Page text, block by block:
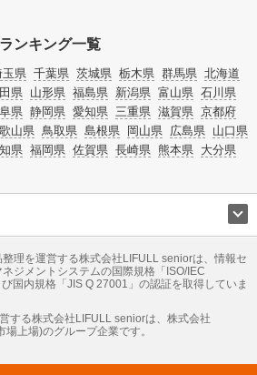
ンキング一覧
玉県 千葉県 茨城県 栃木県 群馬県 北海道
県 山形県 福島県 新潟県 富山県 石川県
県 静岡県 愛知県 三重県 滋賀県 京都府
山県 鳥取県 島根県 岡山県 広島県 山口県
県 福岡県 佐賀県 長崎県 熊本県 大分県
ホーム 地方創生 ママの就労支援
ング 遺品整理 老後の暮らし情報
ス
門売却査定 不動産投資 アドバイザー
理を運営する株式会社LIFULL seniorは、情報セ
ジメントシステムの国際規格「ISO/IEC
国内規格「JIS Q 27001」の認証を取得していま
する株式会社LIFULL seniorは、株式会社
上場)のグループ企業です。